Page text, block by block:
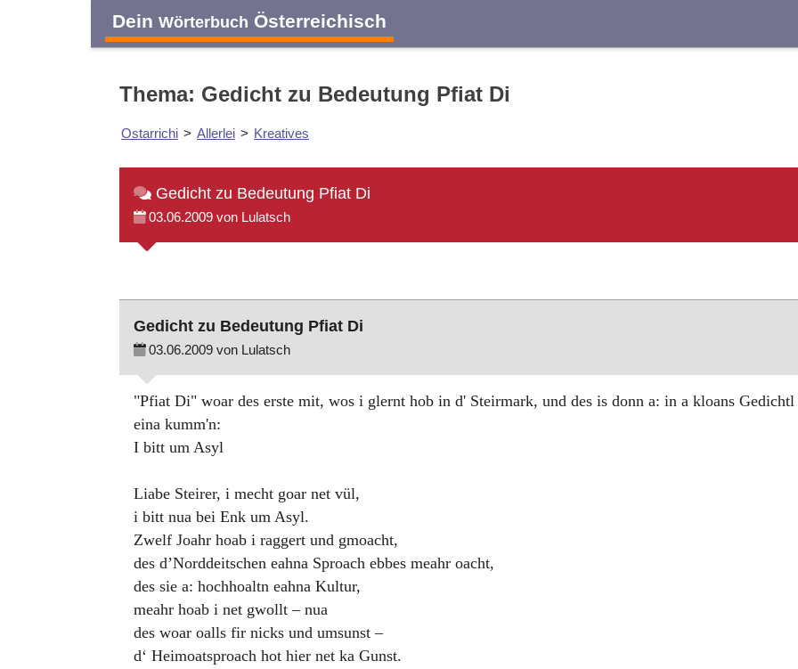
Dein Wörterbuch Österreichisch
Thema: Gedicht zu Bedeutung Pfiat Di
Ostarrichi > Allerlei > Kreatives
Gedicht zu Bedeutung Pfiat Di
03.06.2009 von Lulatsch
Gedicht zu Bedeutung Pfiat Di
03.06.2009 von Lulatsch
"Pfiat Di" woar des erste mit, wos i glernt hob in d' Steirmark, und des is donn a: in a kloans Gedichtl
eina kumm'n:
I bitt um Asyl
Liabe Steirer, i mecht goar net vül,
i bitt nua bei Enk um Asyl.
Zwelf Joahr hoab i raggert und gmoacht,
des d’Norddeitschen eahna Sproach ebbes meahr oacht,
des sie a: hochhoaltn eahna Kultur,
meahr hoab i net gwollt – nua
des woar oalls fir nicks und umsunst –
d‘ Heimoatsproach hot hier net ka Gunst.